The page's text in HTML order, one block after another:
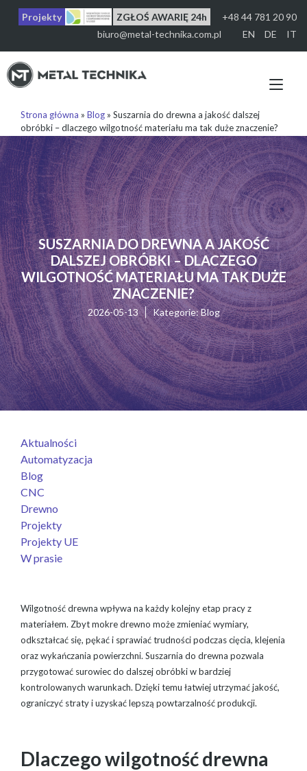
Projekty ZGŁOŚ AWARIĘ 24h
+48 44 781 20 90
biuro@metal-technika.com.pl
EN DE IT
Strona główna » Blog » Suszarnia do drewna a jakość dalszej
obróbki – dlaczego wilgotność materiału ma tak duże znaczenie?
SUSZARNIA DO DREWNA A JAKOŚĆ
DALSZEJ OBRÓBKI – DLACZEGO
WILGOTNOŚĆ MATERIAŁU MA TAK DUŻE
ZNACZENIE?
2026-05-13 Kategorie:Blog
Wilgotność drewna wpływa na każdy kolejny etap pracy z
materiałem. Zbyt mokre drewno może zmieniać wymiary,
odkształcać się, pękać i sprawiać trudności podczas cięcia, klejenia
oraz wykańczania powierzchni. Suszarnia do drewna pozwala
przygotować surowiec do dalszej obróbki w bardziej
kontrolowanych warunkach. Dzięki temu łatwiej utrzymać jakość,
ograniczyć straty i uzyskać lepszą powtarzalność produkcji.
Dlaczego wilgotność drewna
Aktualności
Automatyzacja
Blog
CNC
Drewno
Projekty
Projekty UE
W prasie